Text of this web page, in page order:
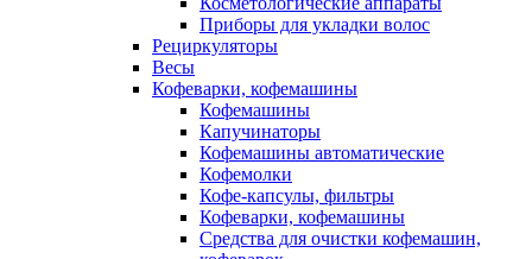
Приборы для укладки волос
Рециркуляторы
Весы
Кофеварки, кофемашины
Кофемашины
Капучинаторы
Кофемашины автоматические
Кофемолки
Кофе-капсулы, фильтры
Кофеварки, кофемашины
Средства для очистки кофемашин,